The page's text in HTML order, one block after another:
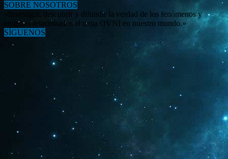
SOBRE NOSOTROS
«Investigar, descubrir y difundir la verdad de los fenómenos y
enigmas relacionados al tema OVNI en nuestro mundo.»
SÍGUENOS